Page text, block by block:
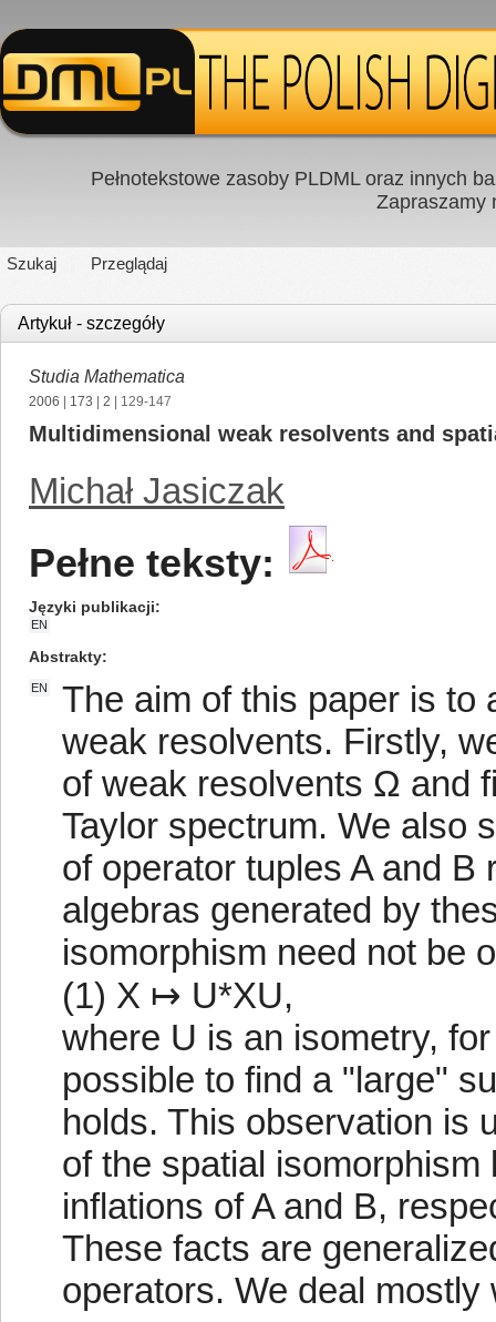
Pełnotekstowe zasoby PLDML oraz innych
Zapraszamy
Szukaj Przeglądaj
Artykuł - szczegóły
Studia Mathematica
2006 173 2 | 129-147
Multidimensional weak resolvents and
Michał Jasiczak
Pełne teksty:
Języki publikacji
EN
Abstrakty
EN
The aim of this paper is to
weak resolvents. Firstly,
of weak resolvents Ω and
Taylor spectrum. We also
of operator tuples A and
algebras generated by
isomorphism need not be
(1) X ↦ U*XU,
where U is an isometry,
possible to find a "large"
holds. This observation is
of the spatial
inflations of A and B,
These facts are
operators. We deal